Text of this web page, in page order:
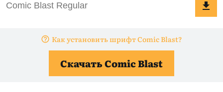
Как установить шрифт Comic Blast?
Скачать Comic Blast